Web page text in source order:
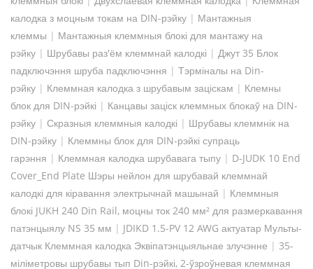
калодка з моцным токам на DIN-рэйку | Мантажныя
клеммы | Мантажныя клеммныя блокі для мантажу на
рэйку | Шрубавы раз'ём клеммнай калодкі | Джут 35 Блок
падключэння шруба падключэння | Тэрміналы на Din-
рэйку | Клеммная калодка з шрубавым заціскам | Клемны
блок для DIN-рэйкі | Канцавы заціск клеммных блокаў на DIN-
рэйку | Скразныя клеммныя калодкі | Шрубавы клеммнік на
DIN-рэйку | Клеммны блок для DIN-рэйкі супраць
гарэння | Клеммная калодка шрубавага тыпу | D-JUDK 10 End
Cover_End Plate Шэры нейлон для шрубавай клеммнай
калодкі для кіравання электрычнай машынай | Клеммныя
блокі JUKH 240 Din Rail, моцны ток 240 мм² для размеркавання
патэнцыялу NS 35 мм | JDIKD 1.5-PV 12 AWG актуатар Мульты-
датчык Клеммная калодка Эквіпатэнцыяльнае злучэнне | 35-
міліметровы шрубавы тып Din-рэйкі, 2-ўзроўневая клеммная